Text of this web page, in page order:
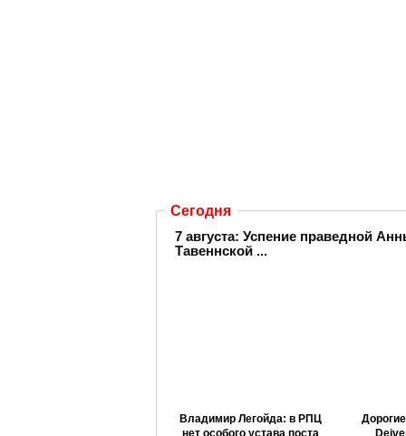
Сегодня
7 августа: Успение праведной
Тавеннской ...
Владимир Легойда: в РПЦ
нет особого устава поста